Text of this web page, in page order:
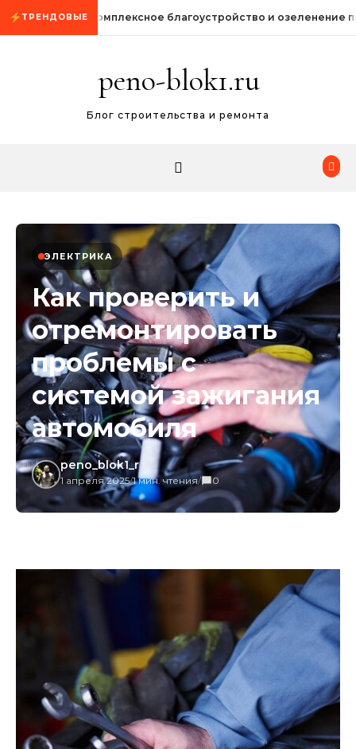
Промотать к содержимому
ТРЕНДОВЫЕКомплексное благоустройство и озеленение
peno-blok1.ru
Блог строительства и ремонта
ЭЛЕКТРИКА
Как проверить и
отремонтировать
проблемы с
системой зажигания
автомобиля
peno_blok1_r
1 апреля 2025/1 мин. чтения/ 0